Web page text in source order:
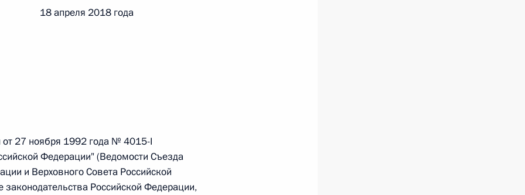
г. № 263-ФЗ
первой и статью 227–1 части второй Налогового
апреля 2018 года
от 27 ноября 1992 года № 4015-I
Федерации" (Ведомости Съезда
и Верховного Совета Российской
Российской Федерации,